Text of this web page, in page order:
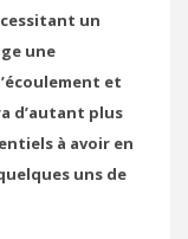
un
une
et
d’autant plus
à avoir en
uns de